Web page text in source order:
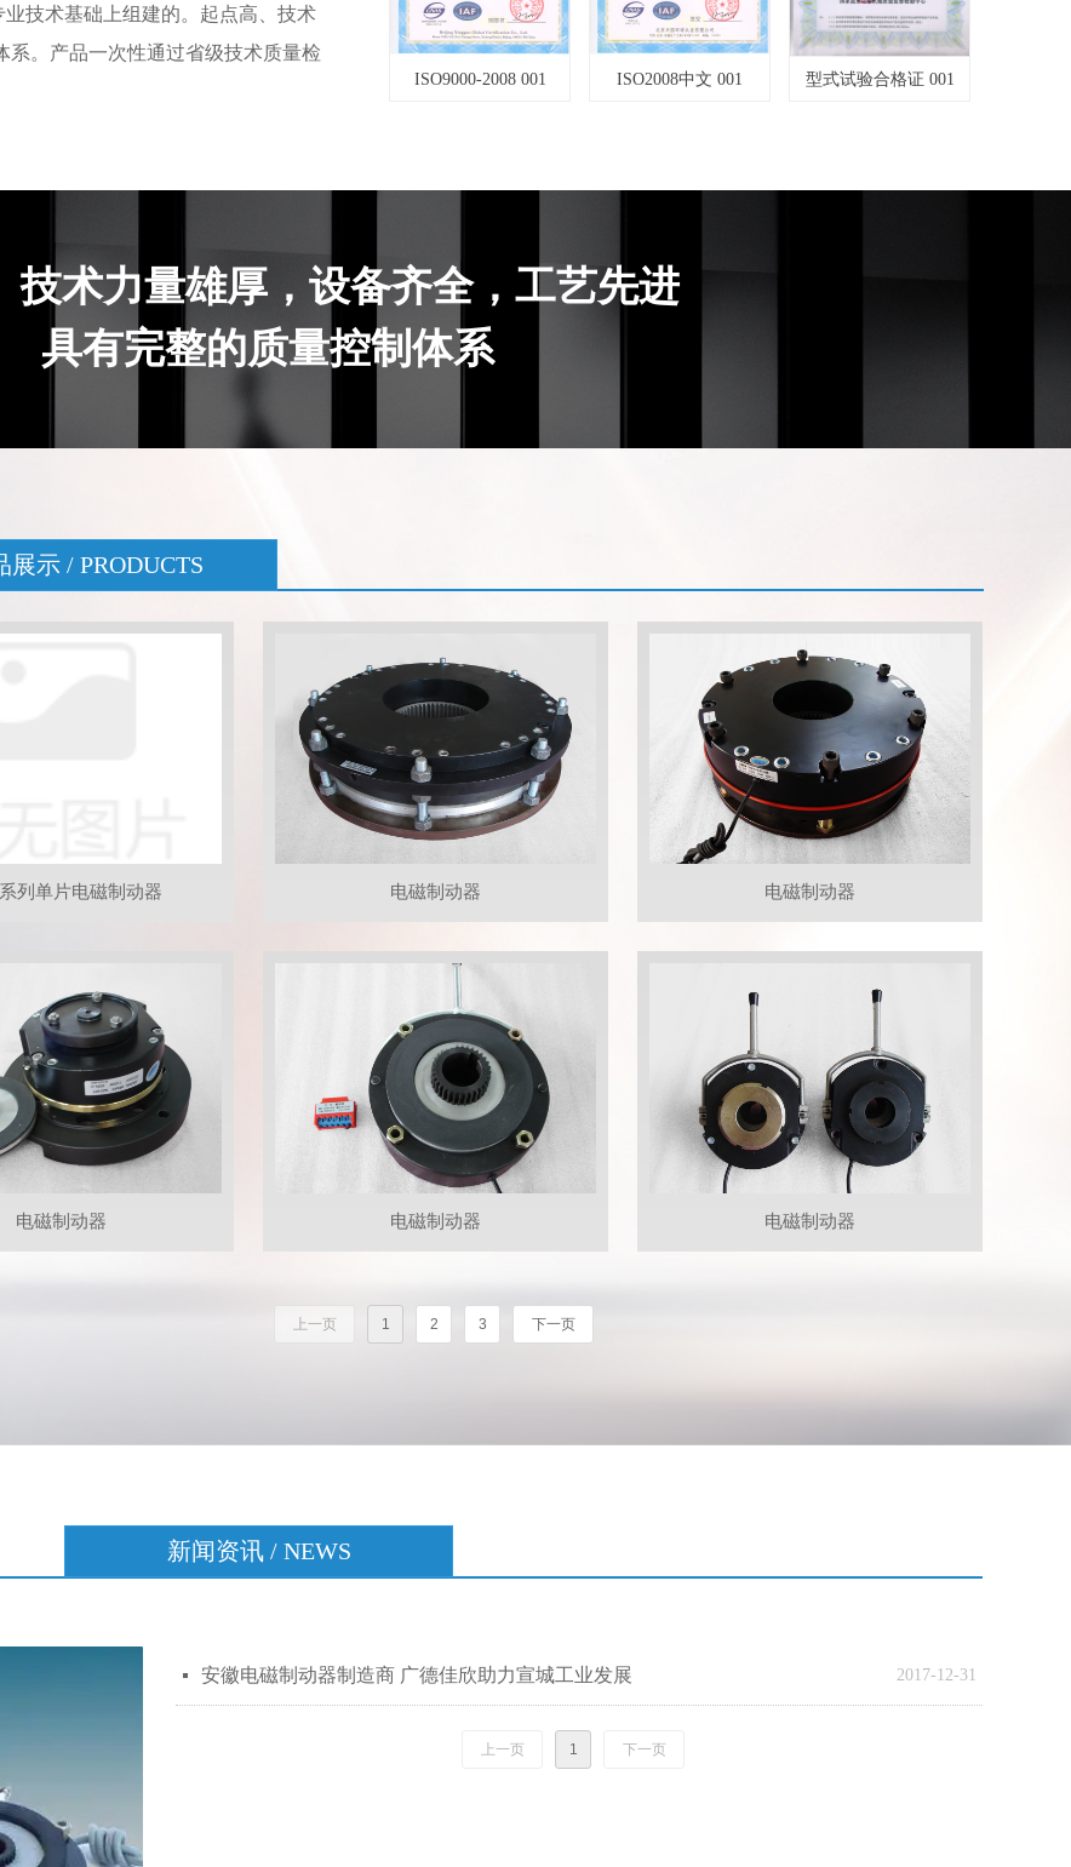
列单片电磁制动器 电磁制动器 电磁制动器
电磁制动器 电磁制动器 电磁制动器
上一页 1 2 3 下一页
展示 / PRODUCTS
技术力量雄厚，设备齐全，工艺先进
具有完整的质量控制体系
新闻资讯 / NEWS
技术基础上组建的。起点高、技术
。产品一次性通过省级技术质量检
2017-12-31
넷 安徽电磁制动器制造商 广德佳欣助力宣城工业发展
上一页 1 下一页
ISO2008中文 001 型式试验合格证 001
企业产品执行标准证